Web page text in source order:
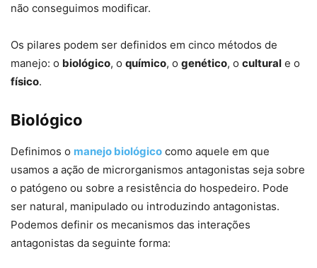
não conseguimos modificar.
Os pilares podem ser definidos em cinco métodos de
manejo: o biológico, o químico, o genético, o cultural e o
físico.
Biológico
Definimos o manejo biológico como aquele em que
usamos a ação de microrganismos antagonistas seja sobre
o patógeno ou sobre a resistência do hospedeiro. Pode
ser natural, manipulado ou introduzindo antagonistas.
Podemos definir os mecanismos das interações
antagonistas da seguinte forma: